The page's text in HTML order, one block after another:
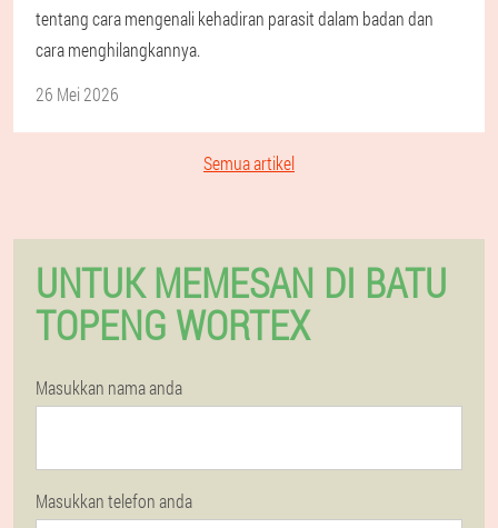
tentang cara mengenali kehadiran parasit dalam badan dan
cara menghilangkannya.
26 Mei 2026
Semua artikel
UNTUK MEMESAN DI BATU
TOPENG WORTEX
Masukkan nama anda
Masukkan telefon anda